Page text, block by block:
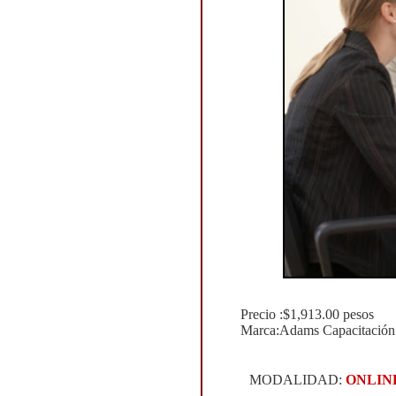
Precio :$1,913.00 pesos
Marca:Adams Capacitación
MODALIDAD: